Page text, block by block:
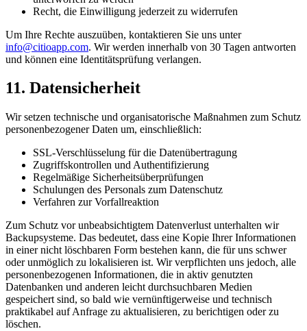
Recht, die Einwilligung jederzeit zu widerrufen
Um Ihre Rechte auszuüben, kontaktieren Sie uns unter
info@citioapp.com. Wir werden innerhalb von 30 Tagen antworten
und können eine Identitätsprüfung verlangen.
11. Datensicherheit
Wir setzen technische und organisatorische Maßnahmen zum Schutz
personenbezogener Daten um, einschließlich:
SSL-Verschlüsselung für die Datenübertragung
Zugriffskontrollen und Authentifizierung
Regelmäßige Sicherheitsüberprüfungen
Schulungen des Personals zum Datenschutz
Verfahren zur Vorfallreaktion
Zum Schutz vor unbeabsichtigtem Datenverlust unterhalten wir
Backupsysteme. Das bedeutet, dass eine Kopie Ihrer Informationen
in einer nicht löschbaren Form bestehen kann, die für uns schwer
oder unmöglich zu lokalisieren ist. Wir verpflichten uns jedoch, alle
personenbezogenen Informationen, die in aktiv genutzten
Datenbanken und anderen leicht durchsuchbaren Medien
gespeichert sind, so bald wie vernünftigerweise und technisch
praktikabel auf Anfrage zu aktualisieren, zu berichtigen oder zu
löschen.